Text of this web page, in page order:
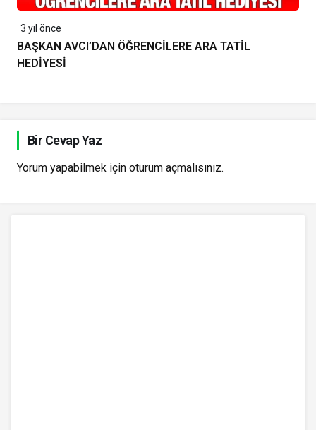
3 yıl önce
BAŞKAN AVCI’DAN ÖĞRENCİLERE ARA TATİL
HEDİYESİ
Bir Cevap Yaz
Yorum yapabilmek için oturum açmalısınız.